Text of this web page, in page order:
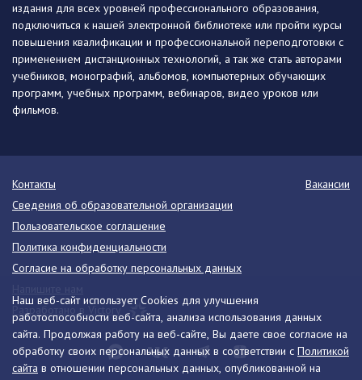
Наш веб-сайт использует Cookies для улучшения
работоспособности веб-сайта, анализа использования данных
сайта. Продолжая работу на веб-сайте, Вы даете свое согласие на
обработку своих персональных данных в соответствии с Политикой
сайта в отношении персональных данных, опубликованной на
издания для всех уровней профессионального образования,
подключиться к нашей электронной библиотеке или пройти курсы
повышения квалификации и профессиональной переподготовки с
применением дистанционных технологий, а так же стать авторами
учебников, монографий, альбомов, компьютерных обучающих
программ, учебных программ, вебинаров, видео уроков или
фильмов.
Контакты
Вакансии
Сведения об образовательной организации
Пользовательское соглашение
Политика конфиденциальности
Согласие на обработку персональных данных
Разработано в Victory